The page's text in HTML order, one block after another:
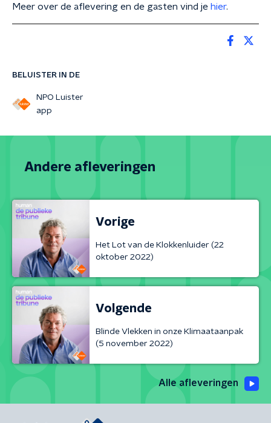
BELUISTER IN DE
NPO Luister
app
Meer over de aflevering en de gasten vind je hier.
Andere afleveringen
Vorige
Het Lot van de Klokkenluider (22
oktober 2022)
Volgende
Blinde Vlekken in onze Klimaataanpak
(5 november 2022)
Alle afleveringen